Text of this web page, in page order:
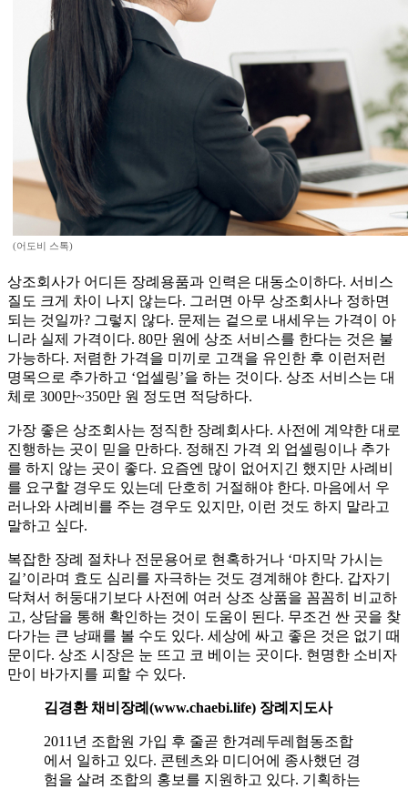
(어도비 스톡)
상조회사가 어디든 장례용품과 인력은 대동소이하다. 서비스
질도 크게 차이 나지 않는다. 그러면 아무 상조회사나 정하면
되는 것일까? 그렇지 않다. 문제는 겉으로 내세우는 가격이 아
니라 실제 가격이다. 80만 원에 상조 서비스를 한다는 것은 불
가능하다. 저렴한 가격을 미끼로 고객을 유인한 후 이런저런
명목으로 추가하고 ‘업셀링’을 하는 것이다. 상조 서비스는 대
체로 300만~350만 원 정도면 적당하다.
가장 좋은 상조회사는 정직한 장례회사다. 사전에 계약한 대로
진행하는 곳이 믿을 만하다. 정해진 가격 외 업셀링이나 추가
를 하지 않는 곳이 좋다. 요즘엔 많이 없어지긴 했지만 사례비
를 요구할 경우도 있는데 단호히 거절해야 한다. 마음에서 우
러나와 사례비를 주는 경우도 있지만, 이런 것도 하지 말라고
말하고 싶다.
복잡한 장례 절차나 전문용어로 현혹하거나 ‘마지막 가시는
길’이라며 효도 심리를 자극하는 것도 경계해야 한다. 갑자기
닥쳐서 허둥대기보다 사전에 여러 상조 상품을 꼼꼼히 비교하
고, 상담을 통해 확인하는 것이 도움이 된다. 무조건 싼 곳을 찾
다가는 큰 낭패를 볼 수도 있다. 세상에 싸고 좋은 것은 없기 때
문이다. 상조 시장은 눈 뜨고 코 베이는 곳이다. 현명한 소비자
만이 바가지를 피할 수 있다.
김경환 채비장례(www.chaebi.life) 장례지도사
2011년 조합원 가입 후 줄곧 한겨레두레협동조합
에서 일하고 있다. 콘텐츠와 미디어에 종사했던 경
험을 살려 조합의 홍보를 지원하고 있다. 기획하는